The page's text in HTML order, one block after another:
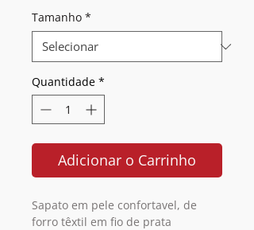
Tamanho *
Quantidade *
Adicionar o Carrinho
Sapato em pele confortavel, de
forro têxtil em fio de prata